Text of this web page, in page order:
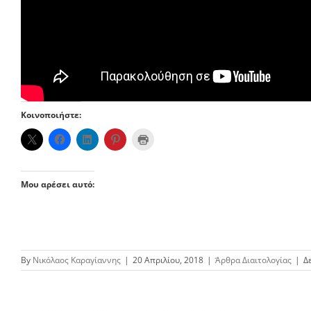
Κοινοποιήστε:
Μου αρέσει αυτό:
By Νικόλαος Καραγίαννης | 20 Απριλίου, 2018 | Άρθρα Διαιτολογίας |